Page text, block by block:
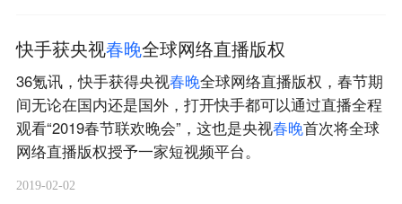
快手获央视春晚全球网络直播版权
36氪讯，快手获得央视春晚全球网络直播版权，春节期
间无论在国内还是国外，打开快手都可以通过直播全程
观看“2019春节联欢晚会”，这也是央视春晚首次将全球
网络直播版权授予一家短视频平台。
2019-02-02